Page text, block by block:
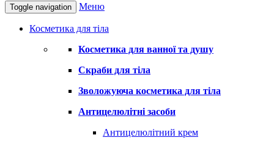
Toggle navigation Меню
Косметика для тіла
Косметика для ванної та душу
Скраби для тіла
Зволожуюча косметика для тіла
Антицелюлітні засоби
Антицелюлітний крем